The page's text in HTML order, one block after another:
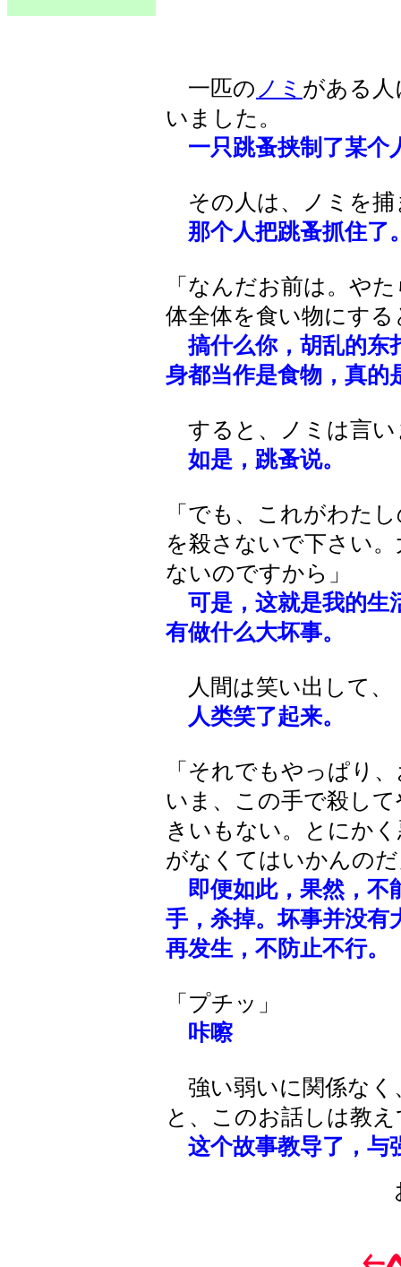
一匹の ノミ がある
いました。
一只跳蚤挟制了某个
その人は、ノミを捕
那个人把跳蚤抓住了
「なんだお前は。や
体全体を食い物にす
搞什么你，胡乱的东
身都当作是食物，真的
すると、ノミは言い
如是，跳蚤说。
「でも、これがわた
を殺さないで下さい
ないのですから」
可是，这就是我的生
有做什么大坏事。
人間は笑い出して、
人类笑了起来。
「それでもやっぱり
いま、この手で殺し
きいもない。とにか
がなくてはいかんの
即便如此，果然，不
手，杀掉。坏事并没有
再发生，不防止不行。
「プチッ」
咔嚓
強い弱いに関係なく
と、このお話しは教
这个故事教导了，与